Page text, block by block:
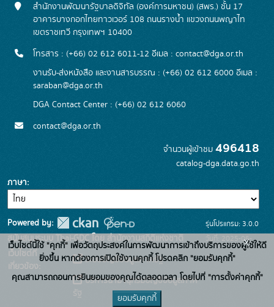
สำนักงานพัฒนารัฐบาลดิจิทัล (องค์การมหาชน) (สพร.) ชั้น 17
อาคารบางกอกไทยทาวเวอร์ 108 ถนนรางน้ำ แขวงถนนพญาไท
เขตราชเทวี กรุงเทพฯ 10400
โทรสาร : (+66) 02 612 6011-12 อีเมล : contact@dga.or.th
งานรับ-ส่งหนังสือ และงานสารบรรณ : (+66) 02 612 6000 อีเมล :
saraban@dga.or.th
DGA Contact Center : (+66) 02 612 6060
contact@dga.or.th
จำนวนผู้เข้าชม 496418
catalog-dga.data.go.th
ภาษา
Powered by:
สนับสนุนระบบ Thai-GDC โดย สำนักงานสถิติแห่งชาติ
เว็บไซต์ที่
เกี่ยวข้อง:
ระบบบัญชีข้อมูลภาครัฐ
บริการนามานุกรมบัญชีข้อมูลภาค
รุ่นโปรแกรม: 3.0.0
วันที่: 2025-06-
26
เว็บไซต์นี้ใช้ "คุกกี้" เพื่อวัตถุประสงค์ในการพัฒนาการเข้าถึงบริการของผู้ใช้ให้ดี
ยิ่งขึ้น หากต้องการเปิดใช้งานคุกกี้ โปรดคลิก "ยอมรับคุกกี้"
คุณสามารถถอนการยินยอมของคุณได้ตลอดเวลา โดยไปที่ "การตั้งค่าคุกกี้"
ยอมรับคุกกี้
x